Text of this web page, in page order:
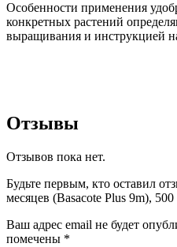
Особенности применения
конкретных растений
выращивания и инструкцией
Отзывы
Отзывов пока нет.
Будьте первым, кто оставил
месяцев (Basacote Plus 9m),
Ваш адрес email не будет
помечены *